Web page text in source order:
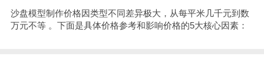
沙盘模型制作价格因类型不同差异极大，从每平米几千元到数
万元不等 。下面是具体价格参考和影响价格的5大核心因素：